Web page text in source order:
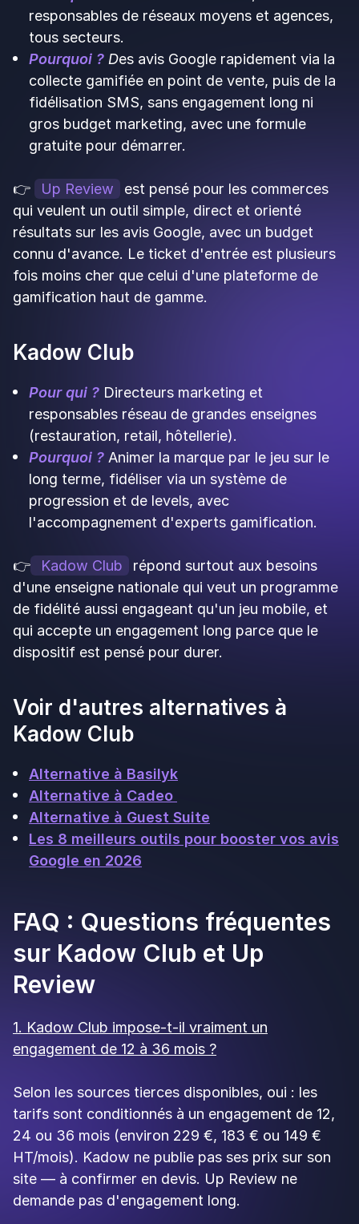
Prendre un rendez-
vous
Prendre un rendez-vous
S’inscrire gratuitement
Traffic Manager chez Up Review depuis 5
Nathanaël Butet est Traffic Manager chez Up Review,
où il accompagne commerces et réseaux d'enseignes
dans leur stratégie d'avis clients et de visibilité locale. Il
écrit régulièrement sur la collecte d'avis, le SEO local et
l'e-réputation.
Vous aimerez aussi les
articles suivants
Avis Google restaurant : le guide 2026
pour attirer plus de clients
Up Review
29 June 2026